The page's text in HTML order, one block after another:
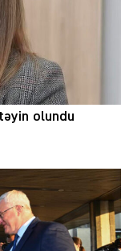
olundu